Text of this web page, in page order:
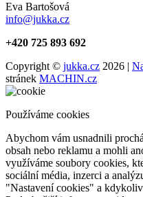
Eva Bartošová
info@jukka.cz
+420 725 893 692
Copyright © jukka.cz 2026 |
stránek MACHIN.cz
Používáme cookies
Abychom vám usnadnili
obsah nebo reklamu a mohli
využíváme soubory cookies,
sociální média, inzerci a
"Nastavení cookies" a